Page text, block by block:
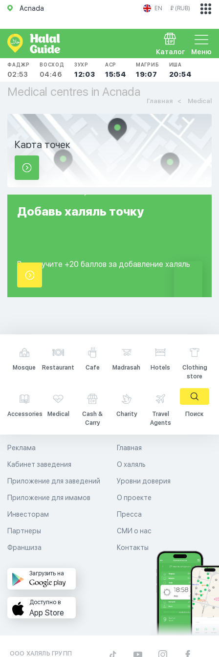
Acnada EN ₽ (RUB)
Меню
Каталог
ФАДЖР
02:53
ВОСХОД
04:46
ЗУХР
12:03
АСР
15:54
МАГРИБ
19:07
ИША
20:54
Medical centres in Acnada
Главная Medical
Карта точек
Добавь халяль точку
Вы получите +20 баллов за добавление халяль
точки.
Mosque Restaurant Cafe Madrasah Hotels
Clothing
store
Accessories Medical
Cash &
Carry
Charity
Travel
Agents
Поиск
Главная
О халяль
Уровни доверия
Реклама
Кабинет заведения
Приложение для заведений
Приложение для имамов О проекте
Пресса
СМИ о нас
Контакты
Инвесторам
Партнеры
Франшиза
Загрузить на
Доступно в
App Store
ООО ХАЛЯЛЬ ГРУПП